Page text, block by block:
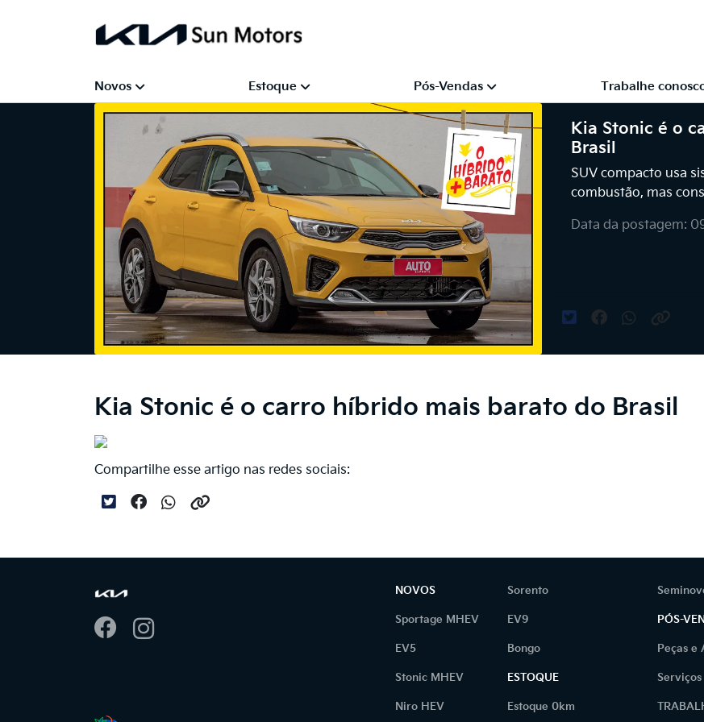
Novos Estoque Pós-Vendas Trabalhe
Kia Stonic é o
Brasil
SUV compacto usa
combustão, mas
Data da postagem:
Kia Stonic é o carro híbrido mais barato do Brasil
Compartilhe esse artigo nas redes sociais:
NOVOS
Sportage MHEV
EV5
Stonic MHEV
Niro HEV
Sorento
EV9
Bongo
ESTOQUE
Estoque 0km
PÓS-
Peças e
Serviços